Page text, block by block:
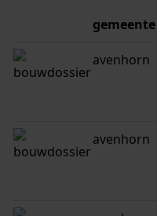
gemeente
avenhorn
avenhorn